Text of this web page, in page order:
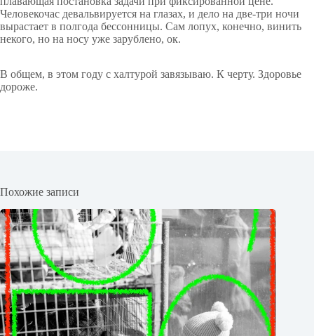
Человекочас девальвируется на глазах, и дело на две-три ночи
вырастает в полгода бессонницы. Сам лопух, конечно, винить
некого, но на носу уже зарублено, ок.
В общем, в этом году с халтурой завязываю. К черту. Здоровье
дороже.
Похожие записи